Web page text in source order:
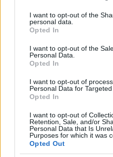
not limited to your visit or
grant or deny consent to
use your data for below
consent section.
I want to opt-out of the
personal data.
Opted In
I want to opt-out of the
Personal Data.
Opted In
I want to opt-out of
Personal Data for Targeted
Opted In
I want to opt-out of
Retention, Sale, and/or
Personal Data that Is
Purposes for which it was
Opted Out
- Más helyiségekben az az
bent lennie valakinek
embernek). Ilyen
helyiség, vagy a kritikus
Ilyenkor a ki-be lépések
ellenőriz.
Még sokáig lehetne
beléptető rendszerek
úgy szokott kinézni, mint
bennük.
Ezt csak súlyosbította,
rendszereket munkaidő-